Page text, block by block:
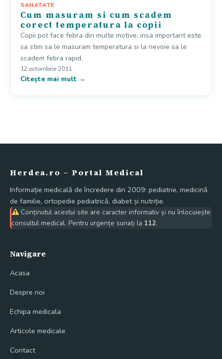
SANATATE
Cum masuram si cum scadem
corect temperatura la copii
Copii pot face febra din multe motive, insa important este
sa stim sa le masuram temperatura si la nevoie sa le
scadem febra rapid.
12 octombrie 2011
Citește mai mult →
Herdea.ro – Portal Medical
Informație medicală de încredere din 2009: pediatrie, medicină
de familie, ortopedie pediatrică, diabet și nutriție.
Conținutul acestui site are caracter informativ și nu înlocuiește
consultul medical. Pentru urgențe sunați la 112.
Navigare
Acasa
Despre noi
Echipa medicala
Articole medicale
Contact